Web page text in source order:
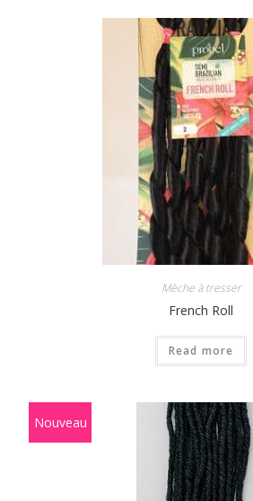
Mèche à tresser
French Roll
Read more
Nouveau